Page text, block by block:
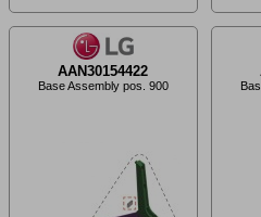
AAN30154422
Base Assembly pos. 900